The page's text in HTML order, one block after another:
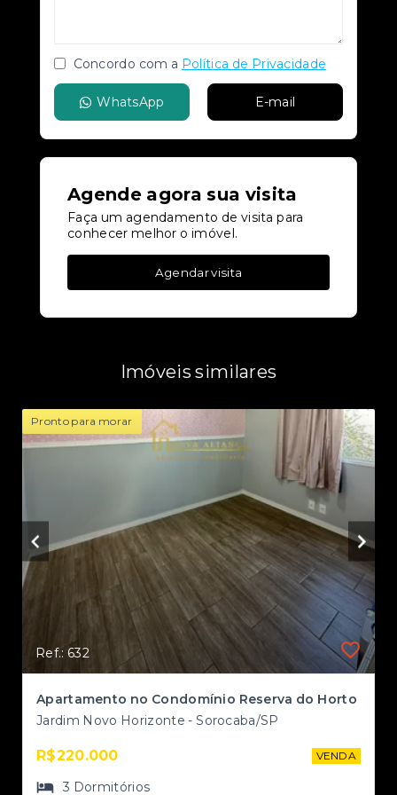
Concordo com a Política de Privacidade
WhatsApp E-mail
Agende agora sua visita
Faça um agendamento de visita para
conhecer melhor o imóvel.
Agendar visita
Imóveis similares
Pronto para morar
Ref.: 632
Apartamento no Condomínio Reserva do Horto
Jardim Novo Horizonte - Sorocaba/SP
R$220.000 VENDA
3 Dormitórios